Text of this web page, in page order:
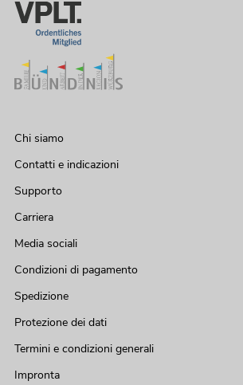
Chi siamo
Contatti e indicazioni
Supporto
Carriera
Media sociali
Condizioni di pagamento
Spedizione
Protezione dei dati
Termini e condizioni generali
Impronta